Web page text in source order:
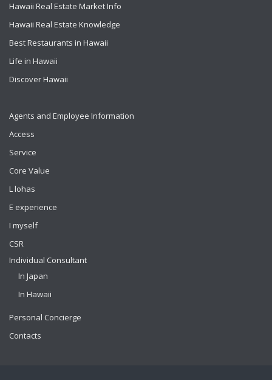
Hawaii Real Estate Market Info
Hawaii Real Estate Knowledge
Best Restaurants in Hawaii
Life in Hawaii
Discover Hawaii
Agents and Employee Information
Access
Service
Core Value
L lohas
E experience
I myself
CSR
Individual Consultant
In Japan
In Hawaii
Personal Concierge
Contacts